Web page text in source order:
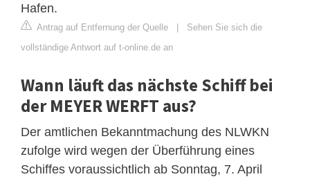
Hafen.
Antrag auf Entfernung der Quelle | Sehen Sie sich die
vollständige Antwort auf t-online.de an
Wann läuft das nächste Schiff bei
der MEYER WERFT aus?
Der amtlichen Bekanntmachung des NLWKN
zufolge wird wegen der Überführung eines
Schiffes voraussichtlich ab Sonntag, 7. April